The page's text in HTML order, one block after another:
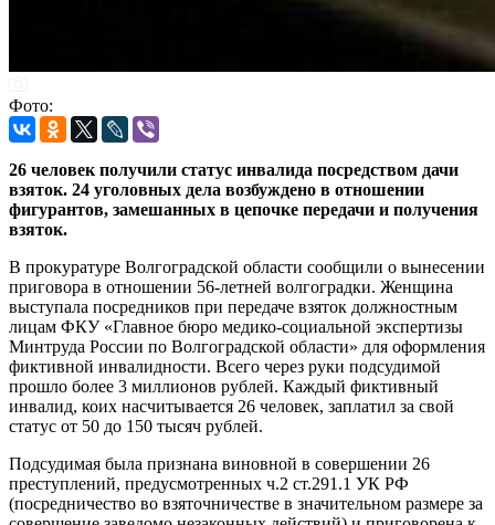
Фото:
26 человек получили статус инвалида посредством дачи
взяток. 24 уголовных дела возбуждено в отношении
фигурантов, замешанных в цепочке передачи и получения
взяток.
В прокуратуре Волгоградской области сообщили о вынесении
приговора в отношении 56-летней волгоградки. Женщина
выступала посредников при передаче взяток должностным
лицам ФКУ «Главное бюро медико-социальной экспертизы
Минтруда России по Волгоградской области» для оформления
фиктивной инвалидности. Всего через руки подсудимой
прошло более 3 миллионов рублей. Каждый фиктивный
инвалид, коих насчитывается 26 человек, заплатил за свой
статус от 50 до 150 тысяч рублей.
Подсудимая была признана виновной в совершении 26
преступлений, предусмотренных ч.2 ст.291.1 УК РФ
(посредничество во взяточничестве в значительном размере за